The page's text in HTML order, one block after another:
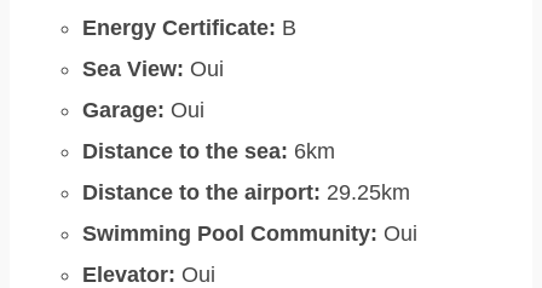
Energy Certificate: B
Sea View: Oui
Garage: Oui
Distance to the sea: 6km
Distance to the airport: 29.25km
Swimming Pool Community: Oui
Elevator: Oui